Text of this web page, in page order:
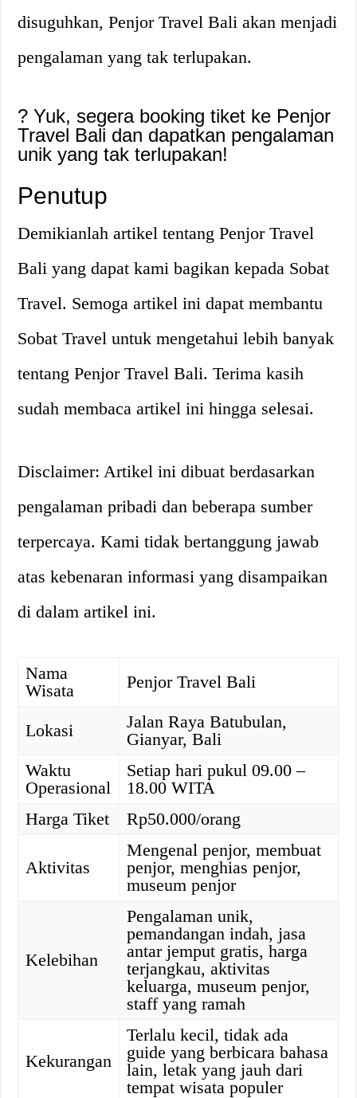
disuguhkan, Penjor Travel Bali akan menjadi
pengalaman yang tak terlupakan.
? Yuk, segera booking tiket ke Penjor
Travel Bali dan dapatkan pengalaman
unik yang tak terlupakan!
Penutup
Demikianlah artikel tentang Penjor Travel
Bali yang dapat kami bagikan kepada Sobat
Travel. Semoga artikel ini dapat membantu
Sobat Travel untuk mengetahui lebih banyak
tentang Penjor Travel Bali. Terima kasih
sudah membaca artikel ini hingga selesai.
Disclaimer: Artikel ini dibuat berdasarkan
pengalaman pribadi dan beberapa sumber
terpercaya. Kami tidak bertanggung jawab
atas kebenaran informasi yang disampaikan
di dalam artikel ini.
Nama
Wisata
Penjor Travel Bali
Lokasi
Jalan Raya Batubulan,
Gianyar, Bali
Waktu
Operasional
Setiap hari pukul 09.00 –
18.00 WITA
Harga Tiket
Rp50.000/orang
Aktivitas
Mengenal penjor, membuat
penjor, menghias penjor,
museum penjor
Kelebihan
Pengalaman unik,
pemandangan indah, jasa
antar jemput gratis, harga
terjangkau, aktivitas
keluarga, museum penjor,
staff yang ramah
Kekurangan
Terlalu kecil, tidak ada
guide yang berbicara bahasa
lain, letak yang jauh dari
tempat wisata populer